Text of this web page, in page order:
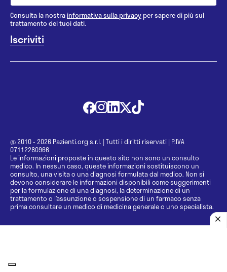
Consulta la nostrainformativa sulla privacy per sapere di più sul
trattamento dei tuoi dati.
@ 2010 - 2026 Pazienti.org s.r.l. | Tutti i diritti riservati | P.IVA
07112280966
Le informazioni proposte in questo sito non sono un consulto
medico. In nessun caso, queste informazioni sostituiscono un
consulto, una visita o una diagnosi formulata dal medico. Non si
devono considerare le informazioni disponibili come suggerimenti
per la formulazione di una diagnosi, la determinazione di un
trattamento o l’assunzione o sospensione di un farmaco senza
prima consultare un medico di medicina generale o uno specialista.